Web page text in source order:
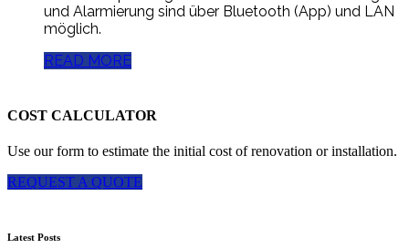
und Alarmierung sind über Bluetooth (App) und LAN
möglich.
READ MORE
COST CALCULATOR
Use our form to estimate the initial cost of renovation or installation.
REQUEST A QUOTE
Latest Posts